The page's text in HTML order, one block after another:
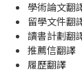
學術論文翻
留學文件翻
讀書計劃翻
推薦信翻譯
履歷翻譯